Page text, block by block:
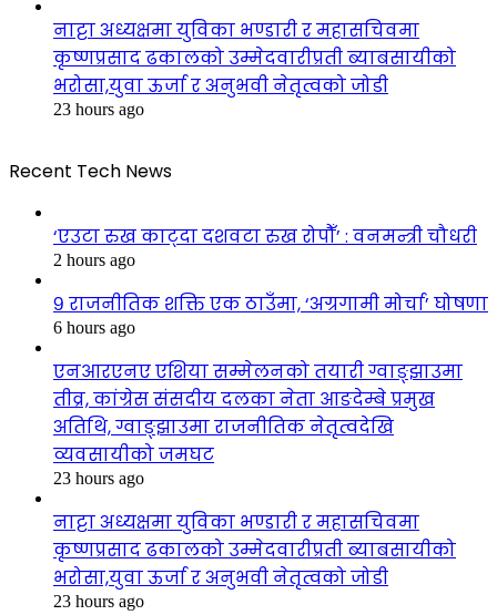
नाट्टा अध्यक्षमा युविका भण्डारी र महासचिवमा
कृष्णप्रसाद ढकालको उम्मेदवारीप्रती ब्याबसायीको
भरोसा,युवा ऊर्जा र अनुभवी नेतृत्वको जोडी
23 hours ago
Recent Tech News
‘एउटा रुख काट्दा दशवटा रुख रोपौँ’ : वनमन्त्री चौधरी
2 hours ago
९ राजनीतिक शक्ति एक ठाउँमा, ‘अग्रगामी मोर्चा’ घोषणा
6 hours ago
एनआरएनए एशिया सम्मेलनको तयारी ग्वाङ्झाउमा
तीव्र, कांग्रेस संसदीय दलका नेता आङदेम्बे प्रमुख
अतिथि, ग्वाङ्झाउमा राजनीतिक नेतृत्वदेखि
व्यवसायीको जमघट
23 hours ago
नाट्टा अध्यक्षमा युविका भण्डारी र महासचिवमा
कृष्णप्रसाद ढकालको उम्मेदवारीप्रती ब्याबसायीको
भरोसा,युवा ऊर्जा र अनुभवी नेतृत्वको जोडी
23 hours ago